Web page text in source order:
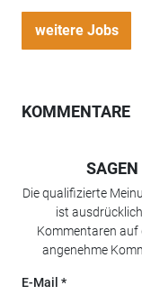
weitere Jobs
KOMMENTARE
Die qualifizierte
ist
Kommentaren auf
angenehme
E-Mail